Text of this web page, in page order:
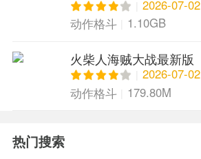
2026-07-02
动作格斗
1.10GB
火柴人海贼大战最新版
2026-07-02
动作格斗
179.80M
热门搜索